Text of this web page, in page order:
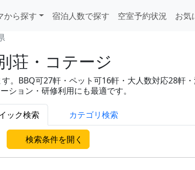
から探す 宿泊人数で探す 空室予約状況
お気
荘・コテージ
。BBQ可27軒・ペット可16軒・大人数対応28軒
ション・研修利用にも最適です。
ック検索 カテゴリ検索
検索条件を開く